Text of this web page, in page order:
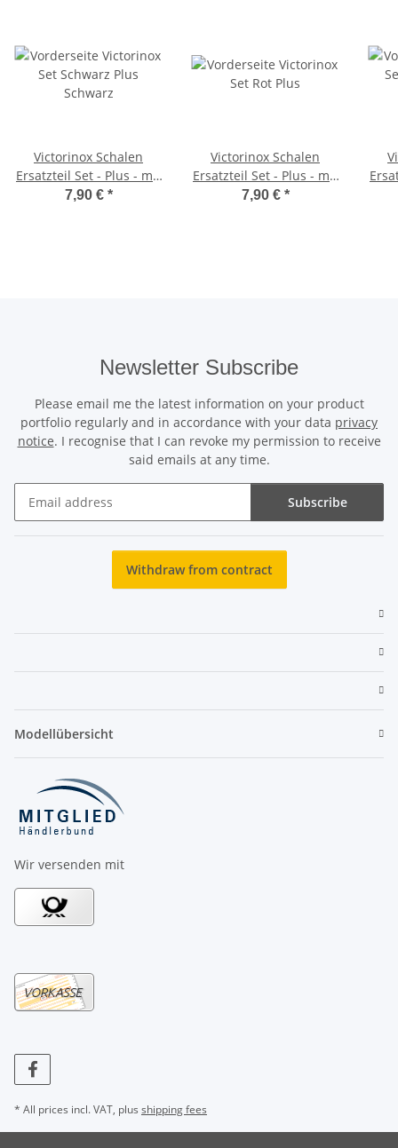
Victorinox Schalen
Ersatzteil Set - Plus - mit
schwarzer Kordel - für
7,90 € *
Victorinox Schalen
Ersatzteil Set - Plus - mit
grün/schwarzer Kordel -
7,90 € *
Newsletter Subscribe
Please email me the latest information on your product
portfolio regularly and in accordance with your data privacy
notice. I recognise that I can revoke my permission to receive
said emails at any time.
Subscribe
Withdraw from contract
Modellübersicht
Wir versenden mit
* All prices incl. VAT, plus shipping fees